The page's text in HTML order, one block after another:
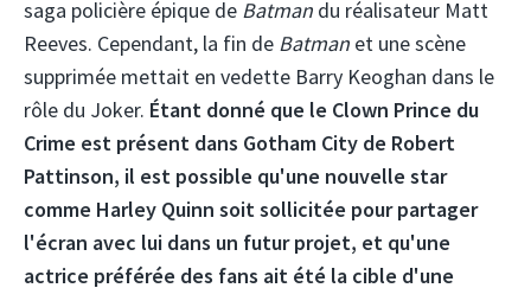
saga policière épique de Batman du réalisateur Matt
Reeves. Cependant, la fin de Batman et une scène
supprimée mettait en vedette Barry Keoghan dans le
rôle du Joker. Étant donné que le Clown Prince du
Crime est présent dans Gotham City de Robert
Pattinson, il est possible qu'une nouvelle star
comme Harley Quinn soit sollicitée pour partager
l'écran avec lui dans un futur projet, et qu'une
actrice préférée des fans ait été la cible d'une